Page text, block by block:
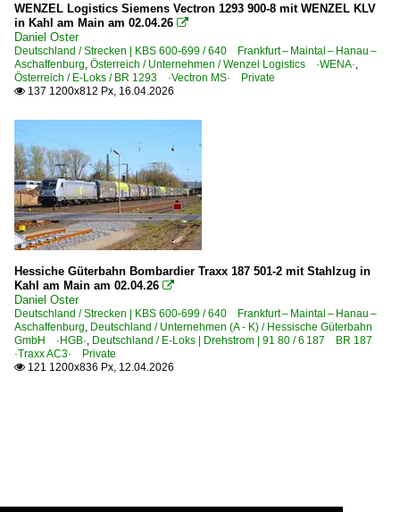
WENZEL Logistics Siemens Vectron 1293 900-8 mit WENZEL KLV
in Kahl am Main am 02.04.26 
Daniel Oster
Deutschland / Strecken | KBS 600-699 / 640 Frankfurt – Maintal – Hanau –
Aschaffenburg, Österreich / Unternehmen / Wenzel Logistics ·WENA·,
Österreich / E-Loks / BR 1293 ·Vectron MS· Private
 137 1200x812 Px, 16.04.2026
Hessiche Güterbahn Bombardier Traxx 187 501-2 mit Stahlzug in
Kahl am Main am 02.04.26 
Daniel Oster
Deutschland / Strecken | KBS 600-699 / 640 Frankfurt – Maintal – Hanau –
Aschaffenburg, Deutschland / Unternehmen (A - K) / Hessische Güterbahn
GmbH ·HGB·, Deutschland / E-Loks | Drehstrom | 91 80 / 6 187 BR 187
·Traxx AC3· Private
 121 1200x836 Px, 12.04.2026